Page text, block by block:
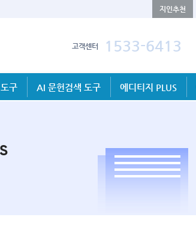
지인추천
고객센터 1533-6413
구 AI 문헌검색 도구 에디티지 PLUS